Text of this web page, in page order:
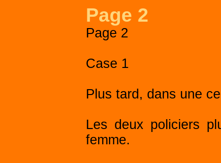
Page 2
Page 2
Case 1
Plus tard, dans une
Les deux policiers
femme.